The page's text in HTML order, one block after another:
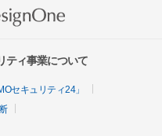
ティ事業について
セキュリティ24」